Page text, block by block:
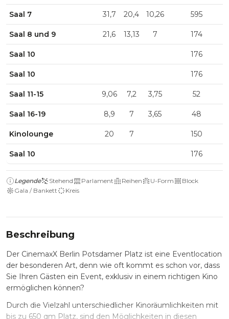
Saal 7 31,7 20,4 10,26 595
Saal 8 und 9 21,6 13,13 7 174
Saal 10 176
Saal 10 176
Saal 11-15 9,06 7,2 3,75 52
Saal 16-19 8,9 7 3,65 48
Kinolounge 20 7 150
Saal 10 176
Legende Stehend Parlament Reihen U-Form
Block
Gala / Bankett
Kreis
Beschreibung
Der CinemaxX Berlin Potsdamer Platz ist eine Eventlocation
der besonderen Art, denn wie oft kommt es schon vor, dass
Sie Ihren Gästen ein Event, exklusiv in einem richtigen Kino
ermöglichen können?
Durch die Vielzahl unterschiedlicher Kinoräumlichkeiten mit
bis zu 650 qm Platz, sind den Möglichkeiten in diesen